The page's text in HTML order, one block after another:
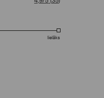
lielāks